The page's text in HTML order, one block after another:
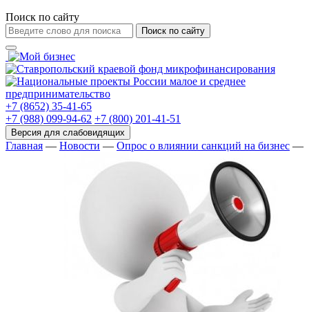
Поиск по сайту
Поиск по сайту
+7 (8652) 35-41-65
+7 (988) 099-94-62 +7 (800) 201-41-51
Главная — Новости — Опрос о влиянии санкций на бизнес —